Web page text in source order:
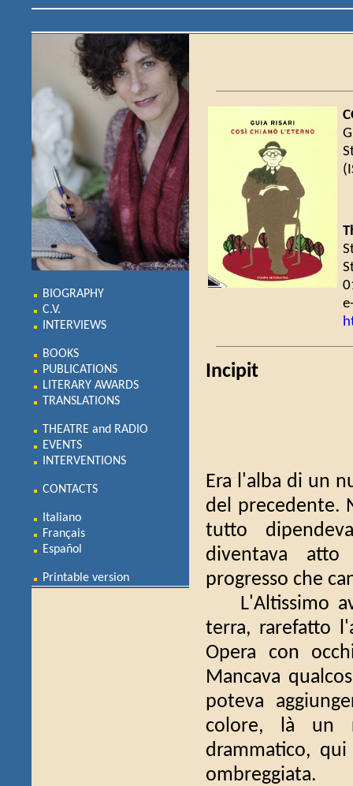
BIOGRAPHY
C.V.
INTERVIEWS
BOOKS
PUBLICATIONS
LITERARY AWARDS
TRANSLATIONS
THEATRE and RADIO
EVENTS
INTERVENTIONS
CONTACTS
Italiano
Français
Español
Printable version
Incipit
Era l'alba di un
del precedente.
tutto
diventava
progresso che
L'Altissimo
terra, rarefatto
Opera con
Mancava
poteva
colore, là un
drammatico,
ombreggiata.